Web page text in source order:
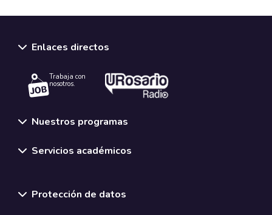
Enlaces directos
Trabaja con
nosotros.
Nuestros programas
Servicios académicos
Protección de datos